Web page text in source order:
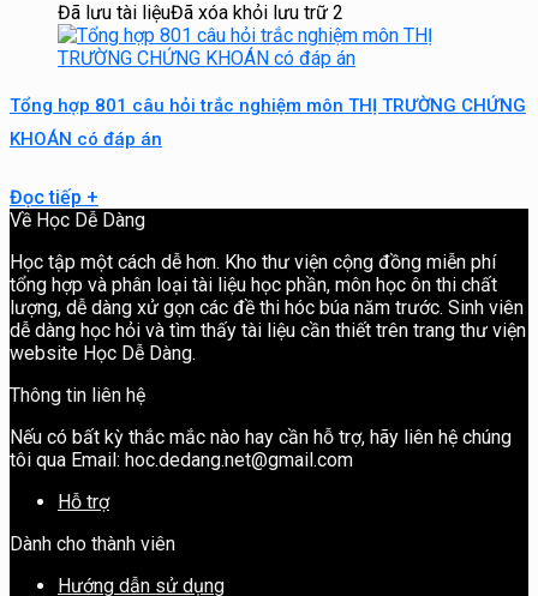
Đã lưu tài liệuĐã xóa khỏi lưu trữ 2
Tổng hợp 801 câu hỏi trắc nghiệm môn THỊ TRƯỜNG CHỨNG
KHOÁN có đáp án
Đọc tiếp +
Về Học Dễ Dàng
Học tập một cách dễ hơn. Kho thư viện cộng đồng miễn phí
tổng hợp và phân loại tài liệu học phần, môn học ôn thi chất
lượng, dễ dàng xử gọn các đề thi hóc búa năm trước. Sinh viên
dễ dàng học hỏi và tìm thấy tài liệu cần thiết trên trang thư viện
website Học Dễ Dàng.
Thông tin liên hệ
Nếu có bất kỳ thắc mắc nào hay cần hỗ trợ, hãy liên hệ chúng
tôi qua Email: hoc.dedang.net@gmail.com
Hỗ trợ
Dành cho thành viên
Hướng dẫn sử dụng